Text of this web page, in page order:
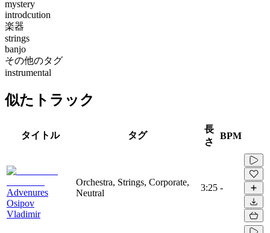
mystery
introdcution
楽器
strings
banjo
その他のタグ
instrumental
似たトラック
タイトル タグ
長
さ
BPM
Advenures
Osipov
Vladimir
Orchestra, Strings, Corporate,
Neutral
3:25 -